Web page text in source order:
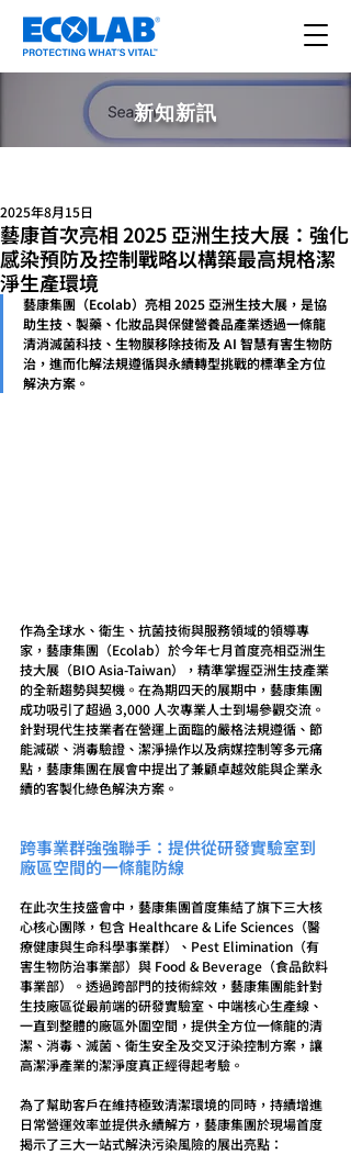
新知新訊
藝康首次亮相 2025 亞洲生技大展：強化
感染預防及控制戰略以構築最高規格潔
淨生產環境
2025年8月15日
藝康集團（Ecolab）亮相 2025 亞洲生技大展，是協
助生技、製藥、化妝品與保健營養品產業透過一條龍
清消滅菌科技、生物膜移除技術及 AI 智慧有害生物防
治，進而化解法規遵循與永續轉型挑戰的標準全方位
解決方案。
作為全球水、衛生、抗菌技術與服務領域的領導專
家，藝康集團（Ecolab）於今年七月首度亮相亞洲生
技大展（BIO Asia-Taiwan），精準掌握亞洲生技產業
的全新趨勢與契機。在為期四天的展期中，藝康集團
成功吸引了超過 3,000 人次專業人士到場參觀交流。
針對現代生技業者在營運上面臨的嚴格法規遵循、節
能減碳、消毒驗證、潔淨操作以及病媒控制等多元痛
點，藝康集團在展會中提出了兼顧卓越效能與企業永
續的客製化綠色解決方案。
跨事業群強強聯手：提供從研發實驗室到
廠區空間的一條龍防線
在此次生技盛會中，藝康集團首度集結了旗下三大核
心核心團隊，包含 Healthcare & Life Sciences（醫
療健康與生命科學事業群）、Pest Elimination（有
害生物防治事業部）與 Food & Beverage（食品飲料
事業部）。透過跨部門的技術綜效，藝康集團能針對
生技廠區從最前端的研發實驗室、中端核心生產線、
一直到整體的廠區外圍空間，提供全方位一條龍的清
潔、消毒、滅菌、衛生安全及交叉汙染控制方案，讓
高潔淨產業的潔淨度真正經得起考驗。
為了幫助客戶在維持極致清潔環境的同時，持續增進
日常營運效率並提供永續解方，藝康集團於現場首度
揭示了三大一站式解決污染風險的展出亮點：